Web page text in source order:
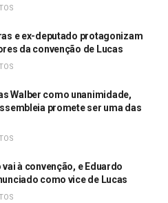
e ex-deputado protagonizam
da convenção de Lucas
Walber como unanimidade,
promete ser uma das
à convenção, e Eduardo
como vice de Lucas